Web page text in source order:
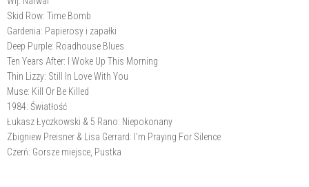
Skid Row: Time Bomb
Gardenia: Papierosy i zapałki
Deep Purple: Roadhouse Blues
Ten Years After: I Woke Up This Morning
Thin Lizzy: Still In Love With You
Muse: Kill Or Be Killed
1984: Światłość
Łukasz Łyczkowski & 5 Rano: Niepokonany
Zbigniew Preisner & Lisa Gerrard: I'm Praying For Silence
Czerń: Gorsze miejsce, Pustka